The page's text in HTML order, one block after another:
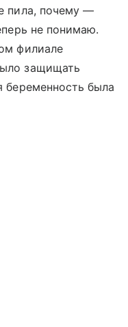
пила, почему —
не понимаю.
филиале
защищать
беременность была